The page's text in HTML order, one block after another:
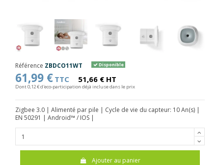
Référence ZBDCO11WT Disponible
61,99 € TTC 51,66 € HT
Dont 0,12 € d'eco-participation déjà incluse dans le prix
Zigbee 3.0 | Alimenté par pile | Cycle de vie du capteur: 10 An(s) |
EN 50291 | Android™ / IOS |
Ajouter au panier